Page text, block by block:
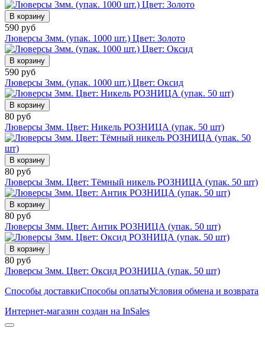
В корзину
590 руб
Люверсы 3мм. (упак. 1000 шт.) Цвет: Золото
В корзину
590 руб
Люверсы 3мм. (упак. 1000 шт.) Цвет: Оксид
В корзину
80 руб
Люверсы 3мм. Цвет: Никель РОЗНИЦА (упак. 50 шт)
В корзину
80 руб
Люверсы 3мм. Цвет: Тёмный никель РОЗНИЦА (упак. 50 шт)
В корзину
80 руб
Люверсы 3мм. Цвет: Антик РОЗНИЦА (упак. 50 шт)
В корзину
80 руб
Люверсы 3мм. Цвет: Оксид РОЗНИЦА (упак. 50 шт)
Способы доставкиСпособы оплатыУсловия обмена и возврата
Интернет-магазин создан на InSales